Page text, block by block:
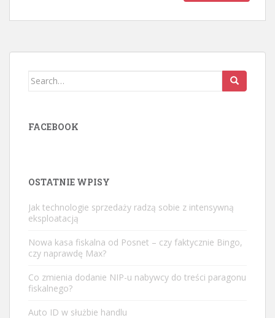
Search
FACEBOOK
OSTATNIE WPISY
Jak technologie sprzedaży radzą sobie z intensywną
eksploatacją
Nowa kasa fiskalna od Posnet – czy faktycznie Bingo,
czy naprawdę Max?
Co zmienia dodanie NIP-u nabywcy do treści paragonu
fiskalnego?
Auto ID w służbie handlu